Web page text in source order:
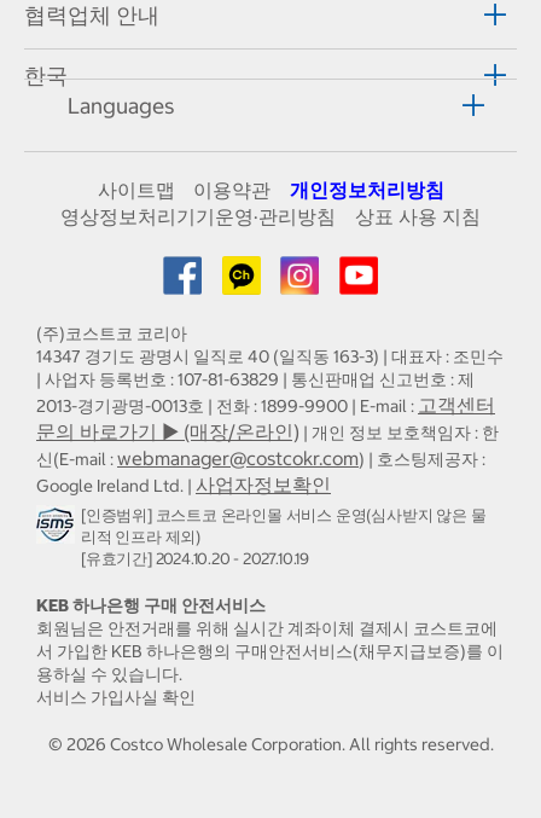
협력업체 안내
한국
Languages
사이트맵 이용약관
개인정보처리방침
영상정보처리기기운영·관리방침
상표 사용 지침
(주)코스트코 코리아
14347 경기도 광명시 일직로 40 (일직동 163-3) | 대표자 : 조민수
| 사업자 등록번호 : 107-81-63829 | 통신판매업 신고번호 : 제
2013-경기광명-0013호 | 전화 : 1899-9900 | E-mail : 고객센터
문의 바로가기 ▶ (매장/온라인) | 개인 정보 보호책임자 : 한
신(E-mail :webmanager@costcokr.com) | 호스팅제공자 :
Google Ireland Ltd. | 사업자정보확인
[인증범위] 코스트코 온라인몰 서비스 운영(심사받지 않은 물
리적 인프라 제외)
[유효기간] 2024.10.20 - 2027.10.19
KEB 하나은행 구매 안전서비스
회원님은 안전거래를 위해 실시간 계좌이체 결제시 코스트코에
서 가입한 KEB 하나은행의 구매안전서비스(채무지급보증)를 이
용하실 수 있습니다.
서비스 가입사실 확인
© 2026 Costco Wholesale Corporation.All rights reserved.